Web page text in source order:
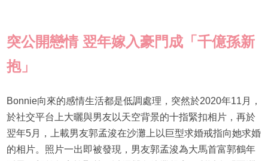
突公開戀情 翌年嫁入豪門成「千億孫新
抱」
Bonnie向來的感情生活都是低調處理，突然於2020年11月，
於社交平台上大曬與男友以天空背景的十指緊扣相片，再於
翌年5月，上載男友郭孟浚在沙灘上以巨型求婚戒指向她求婚
的相片。照片一出即被發現，男友郭孟浚為大馬首富郭鶴年